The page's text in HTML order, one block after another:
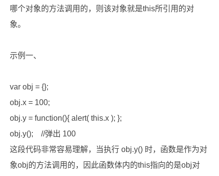
哪个对象的方法调用的，则该对象就是this所引用的对
象。
示例一、
var obj = {};
obj.x = 100;
obj.y = function(){ alert( this.x ); };
obj.y(); //弹出 100
这段代码非常容易理解，当执行 obj.y() 时，函数是作为对
象obj的方法调用的，因此函数体内的this指向的是obj对